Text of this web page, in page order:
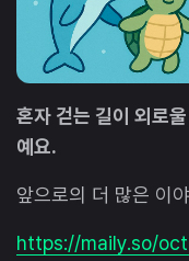
혼자 걷는 길이 외로
예요.
앞으로의 더 많은 이
https://maily.so/